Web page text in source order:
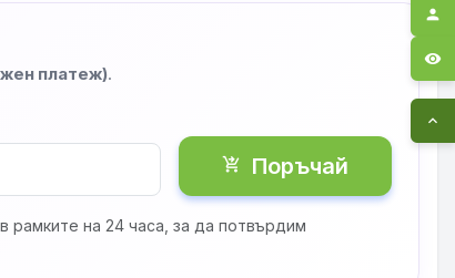
платеж).
shopping_cart_checkout Поръчай
рамките на 24 часа, за да потвърдим
person
visibility
expand_less